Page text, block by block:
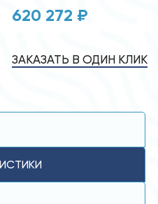
620 272 ₽
ЗАКАЗАТЬ В ОДИН КЛИК